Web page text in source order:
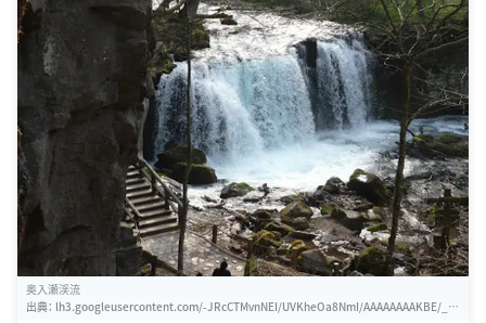
奥入瀬渓流
出典： lh3.googleusercontent.com/-JRcCTMvnNEI/UVKheOa8NmI/AAAAAAAAKBE/_zi